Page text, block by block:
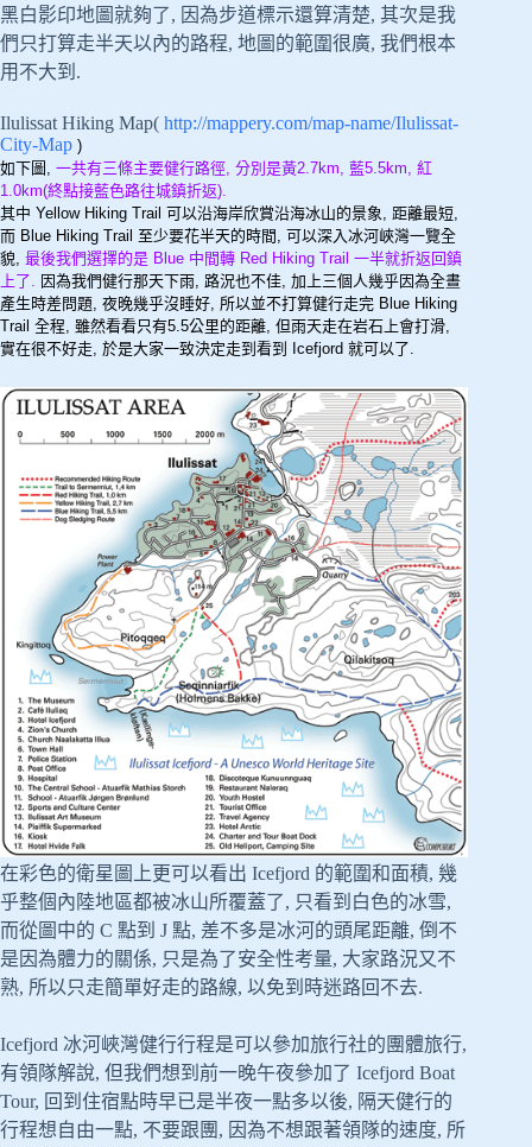
黑白影印地圖就夠了, 因為步道標示還算清楚, 其次是我
們只打算走半天以內的路程, 地圖的範圍很廣, 我們根本
用不大到.
Ilulissat Hiking Map( http://mappery.com/map-name/Ilulissat-
City-Map )
如下圖, 一共有三條主要健行路徑, 分別是黃2.7km, 藍5.5km, 紅
1.0km(終點接藍色路往城鎮折返).
其中 Yellow Hiking Trail 可以沿海岸欣賞沿海冰山的景象, 距離最短,
而 Blue Hiking Trail 至少要花半天的時間, 可以深入冰河峽灣一覽全
貌, 最後我們選擇的是 Blue 中間轉 Red Hiking Trail 一半就折返回鎮
上了. 因為我們健行那天下雨, 路況也不佳, 加上三個人幾乎因為全晝
產生時差問題, 夜晚幾乎沒睡好, 所以並不打算健行走完 Blue Hiking
Trail 全程, 雖然看看只有5.5公里的距離, 但雨天走在岩石上會打滑,
實在很不好走, 於是大家一致決定走到看到 Icefjord 就可以了.
在彩色的衛星圖上更可以看出 Icefjord 的範圍和面積, 幾
乎整個內陸地區都被冰山所覆蓋了, 只看到白色的冰雪,
而從圖中的 C 點到 J 點, 差不多是冰河的頭尾距離, 倒不
是因為體力的關係, 只是為了安全性考量, 大家路況又不
熟, 所以只走簡單好走的路線, 以免到時迷路回不去.
Icefjord 冰河峽灣健行行程是可以參加旅行社的團體旅行,
有領隊解說, 但我們想到前一晚午夜參加了 Icefjord Boat
Tour, 回到住宿點時早已是半夜一點多以後, 隔天健行的
行程想自由一點, 不要跟團, 因為不想跟著領隊的速度, 所